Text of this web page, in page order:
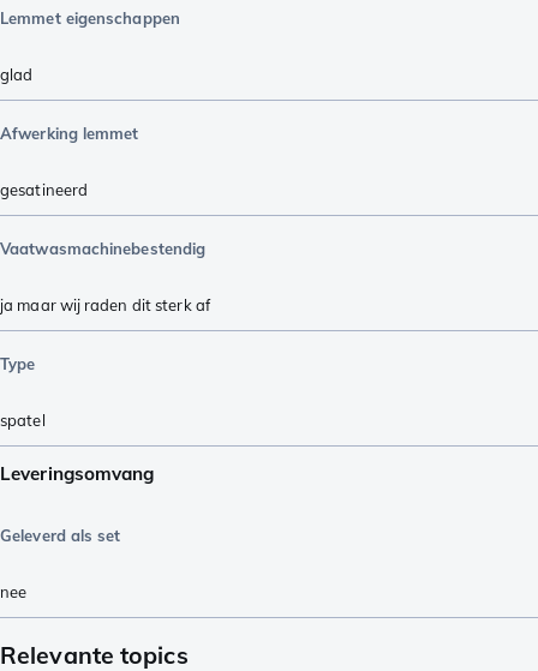
Lemmet eigenschappen
glad
Afwerking lemmet
gesatineerd
Vaatwasmachinebestendig
ja maar wij raden dit sterk af
Type
spatel
Leveringsomvang
Geleverd als set
nee
Relevante topics